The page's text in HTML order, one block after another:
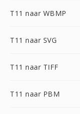
T11 naar WBMP
T11 naar SVG
T11 naar TIFF
T11 naar PBM